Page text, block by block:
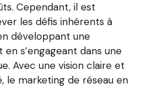
Cependant, il est
les défis inhérents à
développant une
s’engageant dans une
Avec une vision claire et
le marketing de réseau en